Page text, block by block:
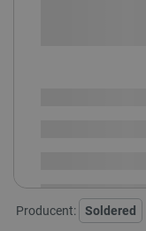
Producent: Soldered